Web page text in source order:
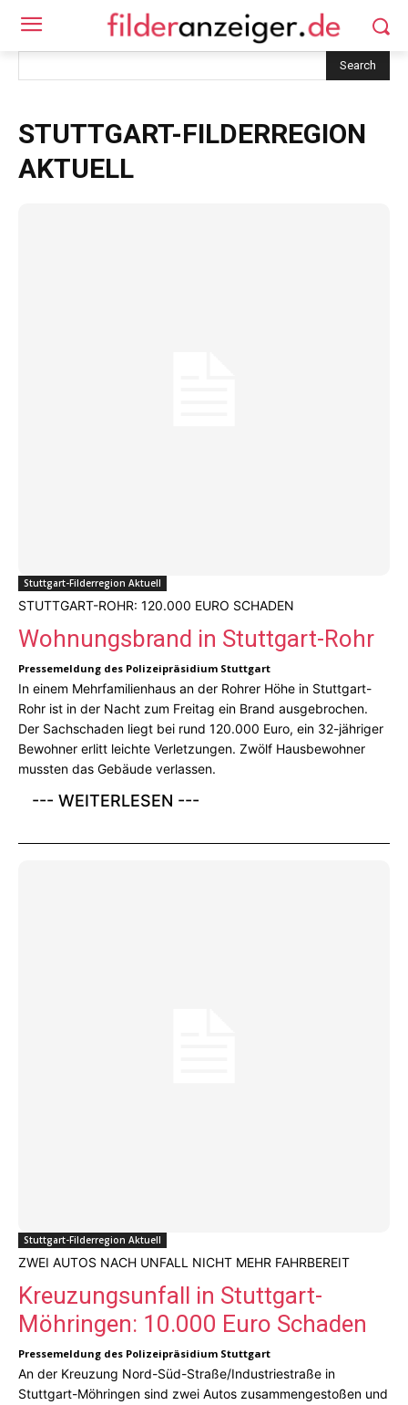
Search
STUTTGART-FILDERREGION
AKTUELL
Stuttgart-Filderregion Aktuell
STUTTGART-ROHR: 120.000 EURO SCHADEN
Wohnungsbrand in Stuttgart-Rohr
Pressemeldung des Polizeipräsidium Stuttgart
In einem Mehrfamilienhaus an der Rohrer Höhe in Stuttgart-
Rohr ist in der Nacht zum Freitag ein Brand ausgebrochen.
Der Sachschaden liegt bei rund 120.000 Euro, ein 32-jähriger
Bewohner erlitt leichte Verletzungen. Zwölf Hausbewohner
mussten das Gebäude verlassen.
--- WEITERLESEN ---
Stuttgart-Filderregion Aktuell
ZWEI AUTOS NACH UNFALL NICHT MEHR FAHRBEREIT
Kreuzungsunfall in Stuttgart-
Möhringen: 10.000 Euro Schaden
Pressemeldung des Polizeipräsidium Stuttgart
An der Kreuzung Nord-Süd-Straße/Industriestraße in
Stuttgart-Möhringen sind zwei Autos zusammengestoßen und